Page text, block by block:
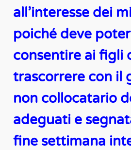
all’interesse dei
poiché deve
consentire ai figli
trascorrere con il
non collocatario
adeguati e
fine settimana